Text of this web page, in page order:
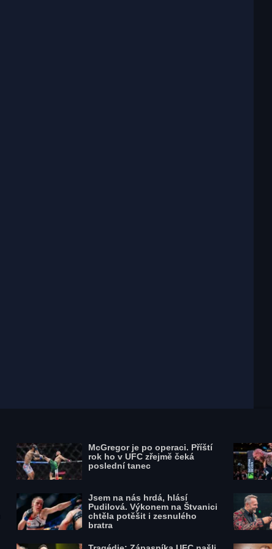
McGregor je po operaci. Příští
rok ho v UFC zřejmě čeká
poslední tanec
Jsem na nás hrdá, hlásí
Pudilová. Výkonem na Štvanici
chtěla potěšit i zesnulého
bratra